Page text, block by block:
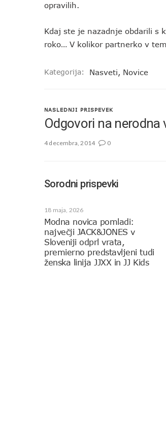
opravilih.
Kdaj ste je nazadnje obdarili s
roko… V kolikor partnerko v
Kategorija: Nasveti, Novice
NASLEDNJI PRISPEVEK
Odgovori na nerodna
4 decembra, 2014 0
Sorodni prispevki
18 maja, 2026
Modna novica pomladi:
največji JACK&JONES v
Sloveniji odprl vrata,
premierno predstavljeni tudi
ženska linija JJXX in JJ Kids